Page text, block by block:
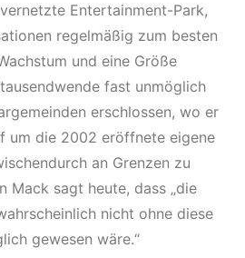
Entertainment-Park,
regelmäßig zum besten
und eine Größe
fast unmöglich
erschlossen, wo er
um die 2002 eröffnete eigene
an Grenzen zu
Mack sagt heute, dass „die
nicht ohne diese
gewesen wäre.“